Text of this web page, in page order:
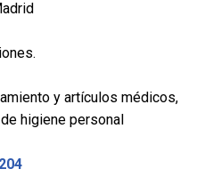
y artículos médicos,
higiene personal